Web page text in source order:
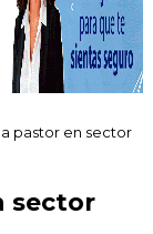
pastor en sector
sector